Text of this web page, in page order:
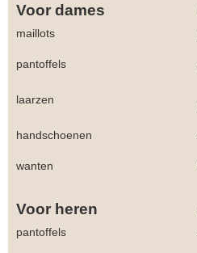
Voor dames
maillots
pantoffels
laarzen
handschoenen
wanten
Voor heren
pantoffels